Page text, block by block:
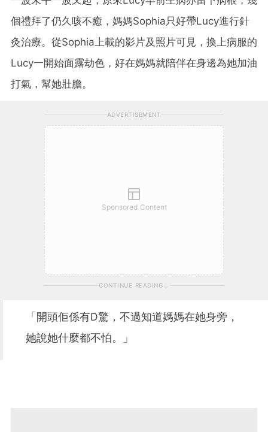
個禮拜了仍久咳不癒，媽媽Sophia只好帶Lucy進行針
灸治療。從Sophia上載的影片及照片可見，換上病服的
Lucy一開始面露劫色，好在媽媽就陪伴在身邊為她加油
打氣，幫她壯膽。
ADVERTISEMENT
Sponsored Content
CONTINUE READING
「開頭佢係有D驚，不過知道媽媽在她身旁，
她說她什麼都不怕。」